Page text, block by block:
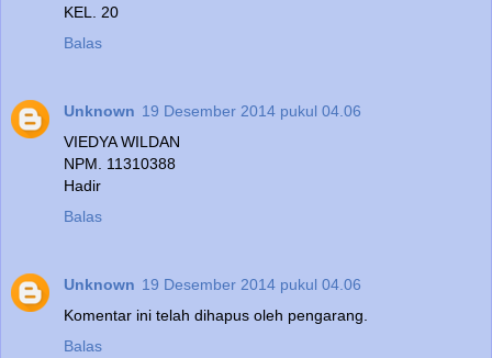
KEL. 20
Balas
Unknown 19 Desember 2014 pukul 04.06
VIEDYA WILDAN
NPM. 11310388
Hadir
Balas
Unknown 19 Desember 2014 pukul 04.06
Komentar ini telah dihapus oleh pengarang.
Balas